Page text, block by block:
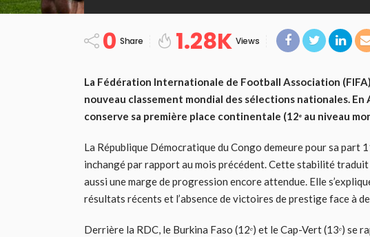
0 Share 1.28K Views
La Fédération Internationale de Football Association
nouveau classement mondial des sélections nationales.
conserve sa première place continentale (12ᵉ au niveau
La République Démocratique du Congo demeure pour sa part
inchangé par rapport au mois précédent. Cette stabilité traduit
aussi une marge de progression encore attendue. Elle
résultats récents et l’absence de victoires de prestige face à
Derrière la RDC, le Burkina Faso (12ᵉ) et le Cap-Vert (13ᵉ) se